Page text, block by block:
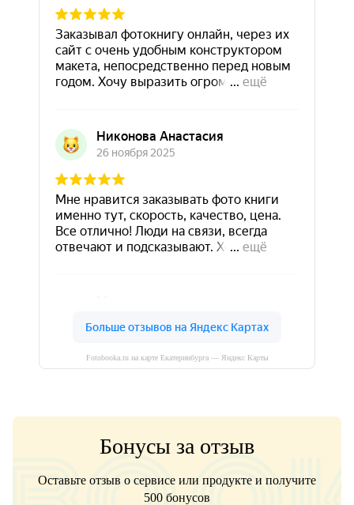
Fotobooka.ru на карте Екатеринбурга — Яндекс Карты
Бонусы за отзыв
Оставьте отзыв о сервисе или продукте и получите
500 бонусов